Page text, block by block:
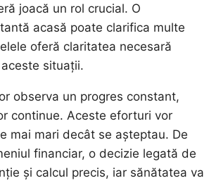
joacă un rol crucial. O
acasă poate clarifica multe
oferă claritatea necesară
situații.
observa un progres constant,
continue. Aceste eforturi vor
mai mari decât se așteptau. De
financiar, o decizie legată de
și calcul precis, iar sănătatea va